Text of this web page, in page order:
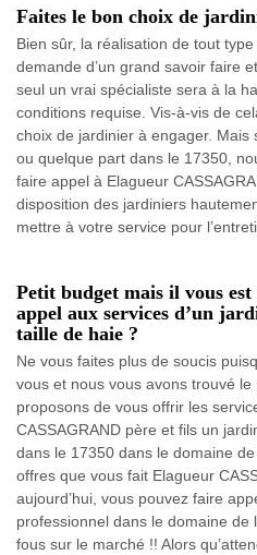
Faites le bon choix de
Bien sûr, la réalisation de tout
demande d’un grand savoir faire
seul un vrai spécialiste sera à la
conditions requise. Vis-à-vis de
choix de jardinier à engager. Mais
ou quelque part dans le 17350,
faire appel à Elagueur
disposition des jardiniers
mettre à votre service pour
Petit budget mais il vous
appel aux services d’un
taille de haie ?
Ne vous faites plus de soucis
vous et nous vous avons trouvé
proposons de vous offrir les
CASSAGRAND père et fils un
dans le 17350 dans le domaine
offres que vous fait Elagueur
aujourd’hui, vous pouvez faire
professionnel dans le domaine de
fous sur le marché !! Alors